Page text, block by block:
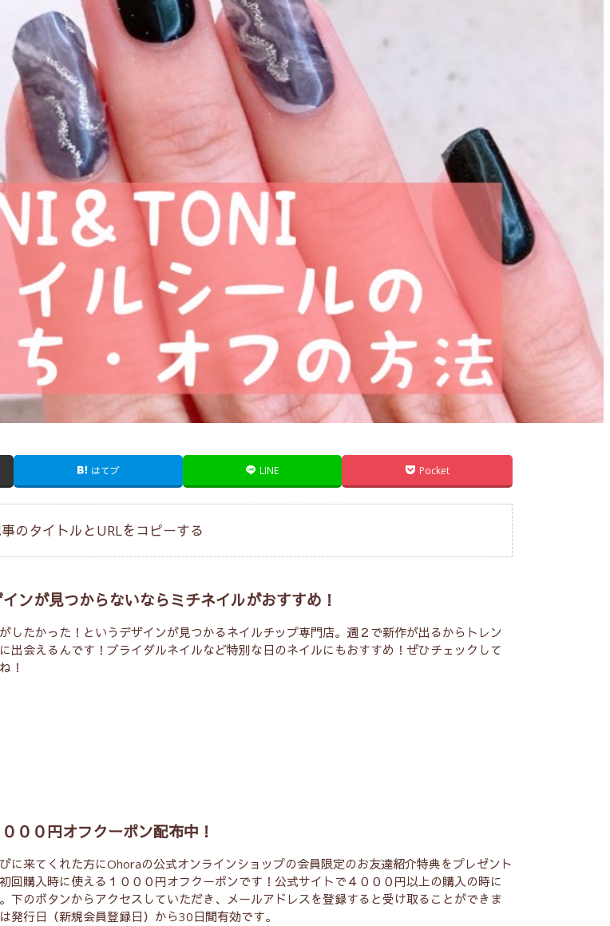
はてブ LINE Pocket
のタイトルとURLをコピーする
ンが見つからないならミチネイルがおすすめ！
したかった！というデザインが見つかるネイルチップ専門店。週２で新作が出るからトレン
出会えるんです！ブライダルネイルなど特別な日のネイルにもおすすめ！ぜひチェックして
！
００円オフクーポン配布中！
に来てくれた方にOhoraの公式オンラインショップの会員限定のお友達紹介特典をプレゼント
回購入時に使える１０００円オフクーポンです！公式サイトで４０００円以上の購入の時に
下のボタンからアクセスしていただき、メールアドレスを登録すると受け取ることができま
発行日（新規会員登録日）から30日間有効です。